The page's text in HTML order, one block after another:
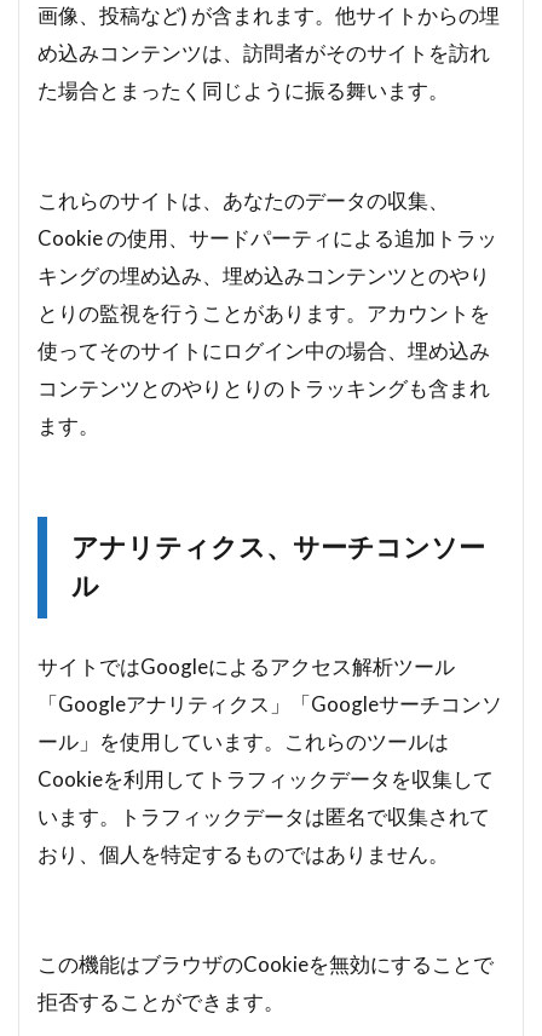
画像、投稿など) が含まれます。他サイトからの埋
め込みコンテンツは、訪問者がそのサイトを訪れ
た場合とまったく同じように振る舞います。
これらのサイトは、あなたのデータの収集、
Cookie の使用、サードパーティによる追加トラッ
キングの埋め込み、埋め込みコンテンツとのやり
とりの監視を行うことがあります。アカウントを
使ってそのサイトにログイン中の場合、埋め込み
コンテンツとのやりとりのトラッキングも含まれ
ます。
アナリティクス、サーチコンソー
ル
サイトではGoogleによるアクセス解析ツール
「Googleアナリティクス」「Googleサーチコンソ
ール」を使用しています。これらのツールは
Cookieを利用してトラフィックデータを収集して
います。トラフィックデータは匿名で収集されて
おり、個人を特定するものではありません。
この機能はブラウザのCookieを無効にすることで
拒否することができます。